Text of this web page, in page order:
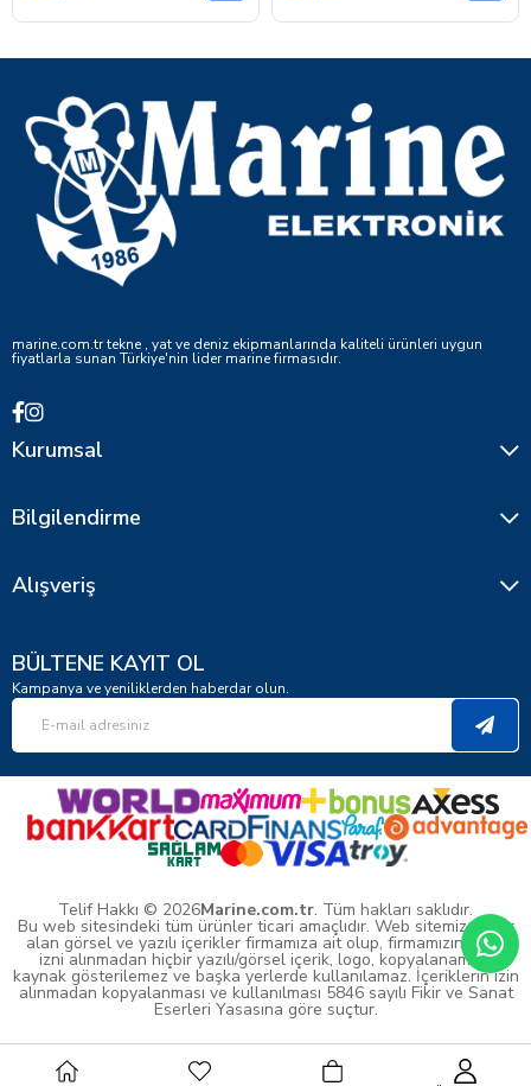
marine.com.tr tekne , yat ve deniz ekipmanlarında kaliteli ürünleri uygun
fiyatlarla sunan Türkiye'nin lider marine firmasıdır.
Kurumsal
Bilgilendirme
Alışveriş
BÜLTENE KAYIT OL
Kampanya ve yeniliklerden haberdar olun.
Telif Hakkı © 2026Marine.com.tr. Tüm hakları saklıdır.
Bu web sitesindeki tüm ürünler ticari amaçlıdır. Web sitemizde yer
alan görsel ve yazılı içerikler firmamıza ait olup, firmamızın yazılı
izni alınmadan hiçbir yazılı/görsel içerik, logo, kopyalanamaz,
kaynak gösterilemez ve başka yerlerde kullanılamaz. İçeriklerin izin
alınmadan kopyalanması ve kullanılması 5846 sayılı Fikir ve Sanat
Eserleri Yasasına göre suçtur.